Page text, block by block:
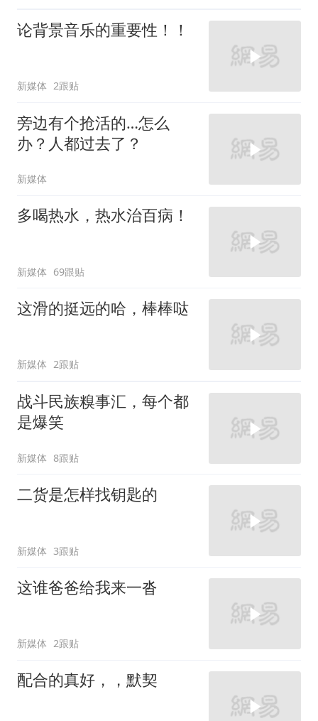
论背景音乐的重要性！！
新媒体 2跟贴
旁边有个抢活的…怎么
办？人都过去了？
新媒体
多喝热水，热水治百病！
新媒体 69跟贴
这滑的挺远的哈，棒棒哒
新媒体 2跟贴
战斗民族糗事汇，每个都
是爆笑
新媒体 8跟贴
二货是怎样找钥匙的
新媒体 3跟贴
这谁爸爸给我来一沓
新媒体 2跟贴
配合的真好，，默契